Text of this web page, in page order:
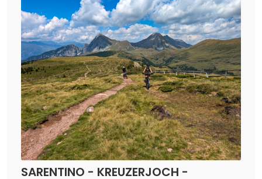
SARENTINO - KREUZERJOCH -